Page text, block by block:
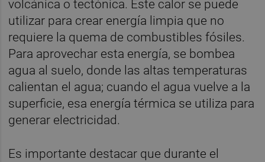
volcánica o tectónica. Este calor se puede
utilizar para crear energía limpia que no
requiere la quema de combustibles fósiles.
Para aprovechar esta energía, se bombea
agua al suelo, donde las altas temperaturas
calientan el agua; cuando el agua vuelve a la
superficie, esa energía térmica se utiliza para
generar electricidad.
Es importante destacar que durante el